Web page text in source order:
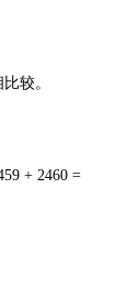
较。
+ 2460 =